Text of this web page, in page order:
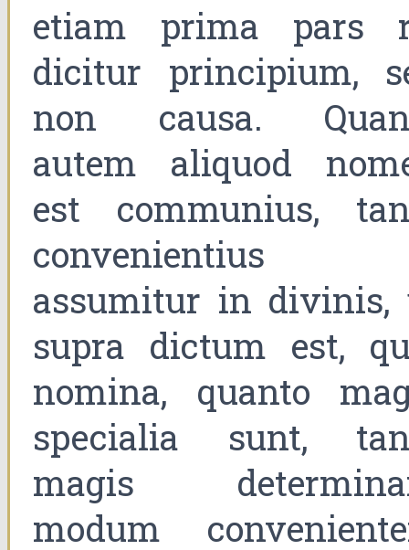
etiam prima pars
dicitur principium,
non causa.
autem aliquod
est communius,
convenientius
assumitur in divinis,
supra dictum est,
nomina, quanto
specialia sunt,
magis
modum